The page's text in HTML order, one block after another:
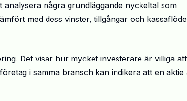
några grundläggande nyckeltal som
med dess vinster, tillgångar och
Det visar hur mycket investerare är villiga att
i samma bransch kan indikera att en aktie